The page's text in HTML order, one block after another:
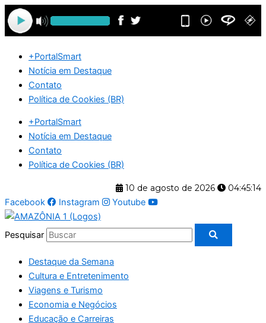
Ir
para
o
+PortalSmart
Notícia em Destaque
Contato
Política de Cookies (BR)
+PortalSmart
Notícia em Destaque
Contato
Política de Cookies (BR)
10 de agosto de 2026
04:45:15
Facebook
Instagram Youtube
Pesquisar
Destaque da Semana
Cultura e Entretenimento
Viagens e Turismo
Economia e Negócios
Educação e Carreiras